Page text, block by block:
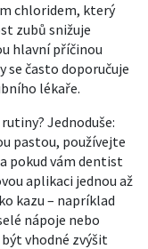
chloridem, který
zubů snižuje
hlavní příčinou
se často doporučuje
lékaře.
Jednoduše:
pastou, používejte
pokud vám dentist
aplikaci jednou až
kazu – napríklad
nápoje nebo
vhodné zvýšit